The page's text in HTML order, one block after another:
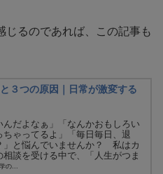
じるのであれば、この記事も
３つの原因｜日常が激変する
んだよなぁ」「なんかおもしろい
ゃってるよ」「毎日毎日、退
」と悩んでいませんか？ 私はカ
談を受ける中で、「人生がつま
の...